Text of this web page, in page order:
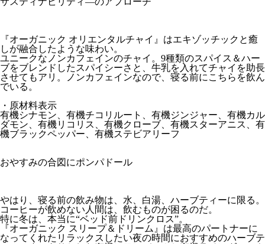
『オーガニック オリエンタルチャイ』はエキゾッチックと癒
しが融合したような味わい。
ユニークなノンカフェインのチャイ。9種類のスパイス＆ハー
ブをブレンドしたスパイシーさと、牛乳を入れてチャイを助長
させてもアリ。ノンカフェインなので、寝る前にこちらを飲ん
でいる。
・原材料表示
有機シナモン、有機チコリルート、有機ジンジャー、有機カル
ダモン、有機リコリス、有機クローブ、有機スターアニス、有
機ブラックペッパー、有機ステビアリーフ
おやすみの合図にポンパドール
やはり、寝る前の飲み物は、水、白湯、ハーブティーに限る。
コーヒーが飲めない人間は、飲むものが困るのだ。
特に冬は、本当に“ベッド前ドリンクロス”。
『オーガニック スリープ＆ドリーム』は最高のパートナーに
なってくれたリラックスしたい夜の時間におすすめのハーブテ